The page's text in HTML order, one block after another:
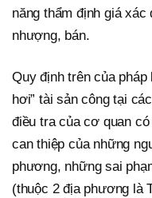
năng thẩm định giá
nhượng, bán.
Quy định trên của pháp
hơi” tài sản công tại
điều tra của cơ quan
can thiệp của những
phương, những sai
(thuộc 2 địa phương là